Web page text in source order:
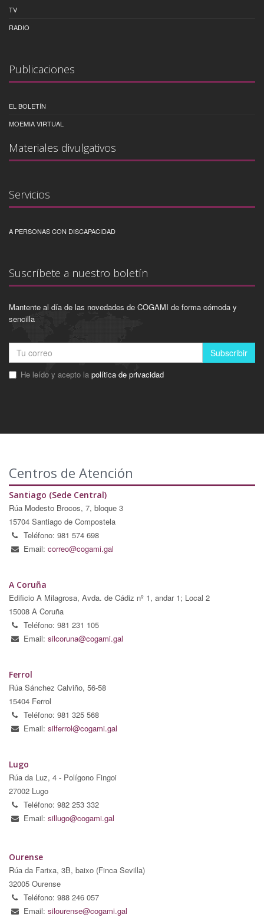
TV
RADIO
Publicaciones
EL BOLETÍN
MOEMIA VIRTUAL
Materiales divulgativos
Servicios
A PERSONAS CON DISCAPACIDAD
Suscríbete a nuestro boletín
Mantente al día de las novedades de COGAMI de forma cómoda y
sencilla
Subscribir
He leído y acepto la política de privacidad
Centros de Atención
Santiago (Sede Central)
Rúa Modesto Brocos, 7, bloque 3
15704 Santiago de Compostela
Teléfono: 981 574 698
Email: correo@cogami.gal
A Coruña
Edificio A Milagrosa, Avda. de Cádiz nº 1, andar 1; Local 2
15008 A Coruña
Teléfono: 981 231 105
Email: silcoruna@cogami.gal
Ferrol
Rúa Sánchez Calviño, 56-58
15404 Ferrol
Teléfono: 981 325 568
Email: silferrol@cogami.gal
Lugo
Rúa da Luz, 4 - Polígono Fingoi
27002 Lugo
Teléfono: 982 253 332
Email: sillugo@cogami.gal
Ourense
Rúa da Farixa, 3B, baixo (Finca Sevilla)
32005 Ourense
Teléfono: 988 246 057
Email: silourense@cogami.gal